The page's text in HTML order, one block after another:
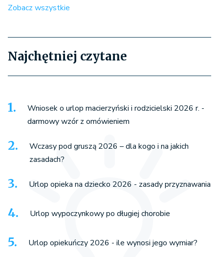
Zobacz wszystkie
Najchętniej czytane
Wniosek o urlop macierzyński i rodzicielski 2026 r. -
darmowy wzór z omówieniem
Wczasy pod gruszą 2026 – dla kogo i na jakich
zasadach?
Urlop opieka na dziecko 2026 - zasady przyznawania
Urlop wypoczynkowy po długiej chorobie
Urlop opiekuńczy 2026 - ile wynosi jego wymiar?